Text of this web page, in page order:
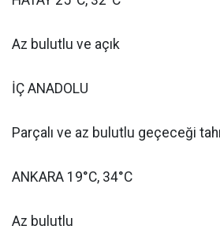
Az bulutlu ve açık
İÇ ANADOLU
Parçalı ve az bulutlu geçeceği
ANKARA 19°C, 34°C
Az bulutlu